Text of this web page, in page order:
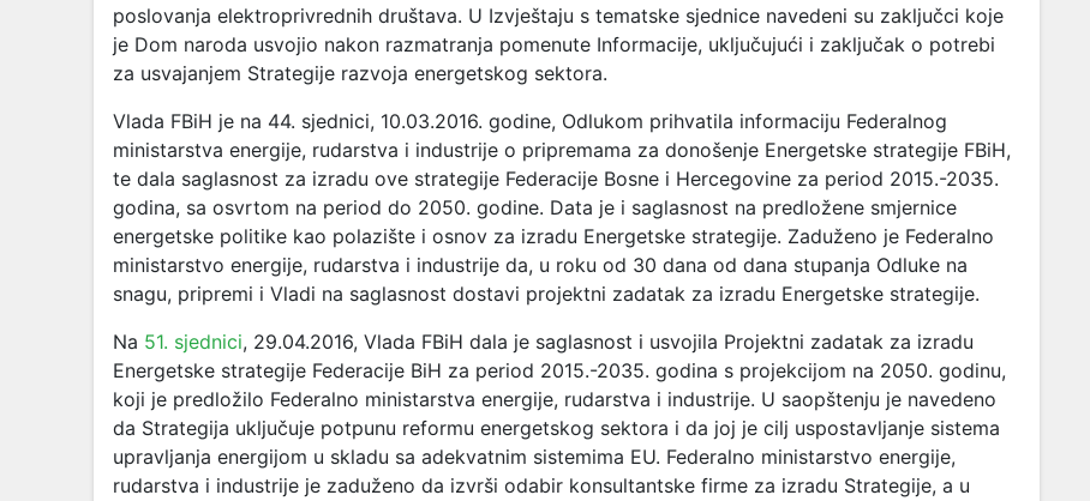
poslovanja elektroprivrednih društava. U Izvještaju s tematske sjednice navedeni su zaključci koje
je Dom naroda usvojio nakon razmatranja pomenute Informacije, uključujući i zaključak o potrebi
za usvajanjem Strategije razvoja energetskog sektora.
Vlada FBiH je na 44. sjednici, 10.03.2016. godine, Odlukom prihvatila informaciju Federalnog
ministarstva energije, rudarstva i industrije o pripremama za donošenje Energetske strategije FBiH,
te dala saglasnost za izradu ove strategije Federacije Bosne i Hercegovine za period 2015.-2035.
godina, sa osvrtom na period do 2050. godine. Data je i saglasnost na predložene smjernice
energetske politike kao polazište i osnov za izradu Energetske strategije. Zaduženo je Federalno
ministarstvo energije, rudarstva i industrije da, u roku od 30 dana od dana stupanja Odluke na
snagu, pripremi i Vladi na saglasnost dostavi projektni zadatak za izradu Energetske strategije.
Na 51. sjednici, 29.04.2016, Vlada FBiH dala je saglasnost i usvojila Projektni zadatak za izradu
Energetske strategije Federacije BiH za period 2015.-2035. godina s projekcijom na 2050. godinu,
koji je predložilo Federalno ministarstva energije, rudarstva i industrije. U saopštenju je navedeno
da Strategija uključuje potpunu reformu energetskog sektora i da joj je cilj uspostavljanje sistema
upravljanja energijom u skladu sa adekvatnim sistemima EU. Federalno ministarstvo energije,
rudarstva i industrije je zaduženo da izvrši odabir konsultantske firme za izradu Strategije, a u